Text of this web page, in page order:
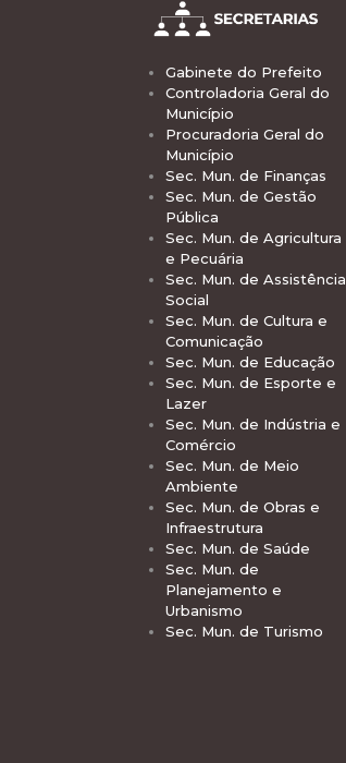
Gabinete do Prefeito
Controladoria Geral do
Município
Procuradoria Geral do
Município
Sec. Mun. de Finanças
Sec. Mun. de Gestão
Pública
Sec. Mun. de Agricultura
e Pecuária
Sec. Mun. de Assistência
Social
Sec. Mun. de Cultura e
Comunicação
Sec. Mun. de Educação
Sec. Mun. de Esporte e
Lazer
Sec. Mun. de Indústria e
Comércio
Sec. Mun. de Meio
Ambiente
Sec. Mun. de Obras e
Infraestrutura
Sec. Mun. de Saúde
Sec. Mun. de
Planejamento e
Urbanismo
Sec. Mun. de Turismo